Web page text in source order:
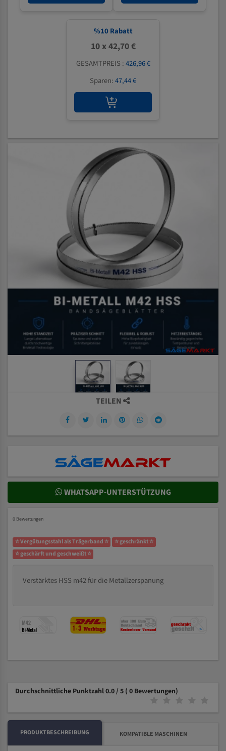
%10 Rabatt
10 x 42,70 €
GESAMTPREIS :426,96 €
Sparen:47,44 €
TEILEN
WHATSAPP-UNTERSTÜTZUNG
0 Bewertungen
⭐ Vergütungsstahl als Trägerband ⭐
⭐ geschränkt ⭐
⭐ geschärft und geschweißt ⭐
Verstärktes HSS m42 für die Metallzerspanung
Durchschnittliche Punktzahl 0.0 / 5 ( 0 Bewertungen)
PRODUKTBESCHREIBUNG KOMPATIBLE MASCHINEN